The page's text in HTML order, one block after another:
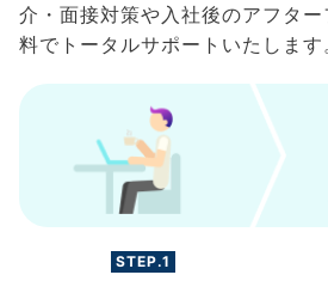
介・面接対策や入社後のアフタ
料でトータルサポートいたします
STEP.1